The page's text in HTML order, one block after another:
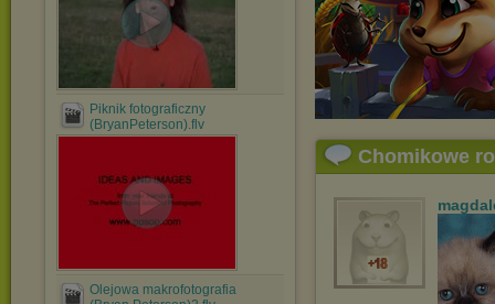
Piknik fotograficzny
(BryanPeterson).flv
Olejowa makrofotografia
Chomikowe